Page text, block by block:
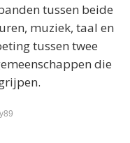
tussen beide
muziek, taal en
tussen twee
die